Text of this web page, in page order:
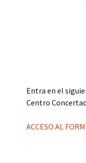
Entra en el
Centro
ACCESO AL